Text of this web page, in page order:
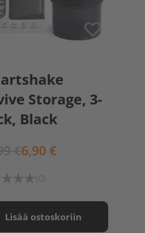
Storage, 3-
Black
€6,90 €
Lisää ostoskoriin